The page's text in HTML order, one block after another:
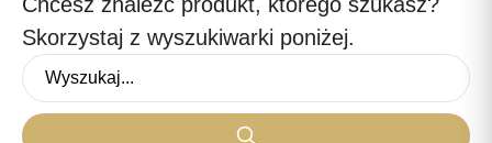
Skorzystaj z wyszukiwarki poniżej.